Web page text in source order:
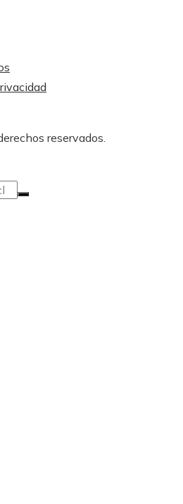
reservados.